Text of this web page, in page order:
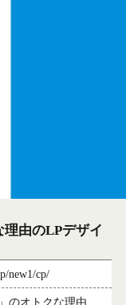
理由のLPデザイ
new1/cp/
のオトクな理由